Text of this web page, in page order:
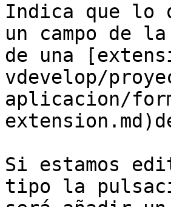
Indica que lo
un campo de
de una
vdevelop/
aplicacion/
Si estamos
tipo la